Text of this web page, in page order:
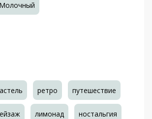
Молочный
ретро путешествие
лимонад ностальгия